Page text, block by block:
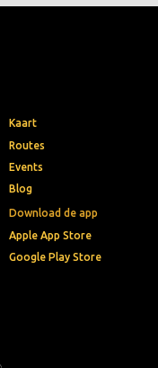
Download de app
Apple App Store
Google Play Store
Kaart
Routes
Events
Blog